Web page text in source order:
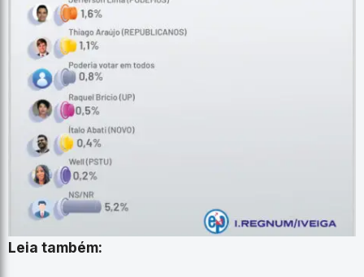
Leia também: